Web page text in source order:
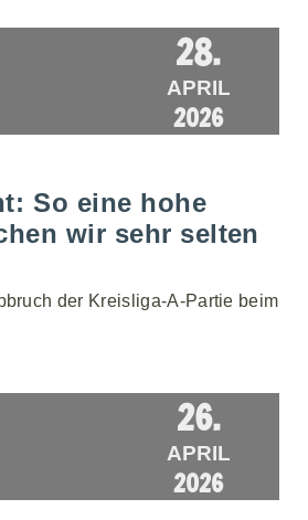
28.
APRIL
2026
So eine hohe
wir sehr selten
der Kreisliga-A-Partie beim
26.
APRIL
2026